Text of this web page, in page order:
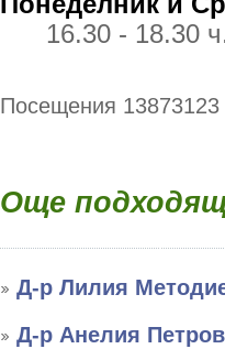
16.30 - 18.30
Посещения 13873123
Още
Д-р Лилия
Д-р Анелия